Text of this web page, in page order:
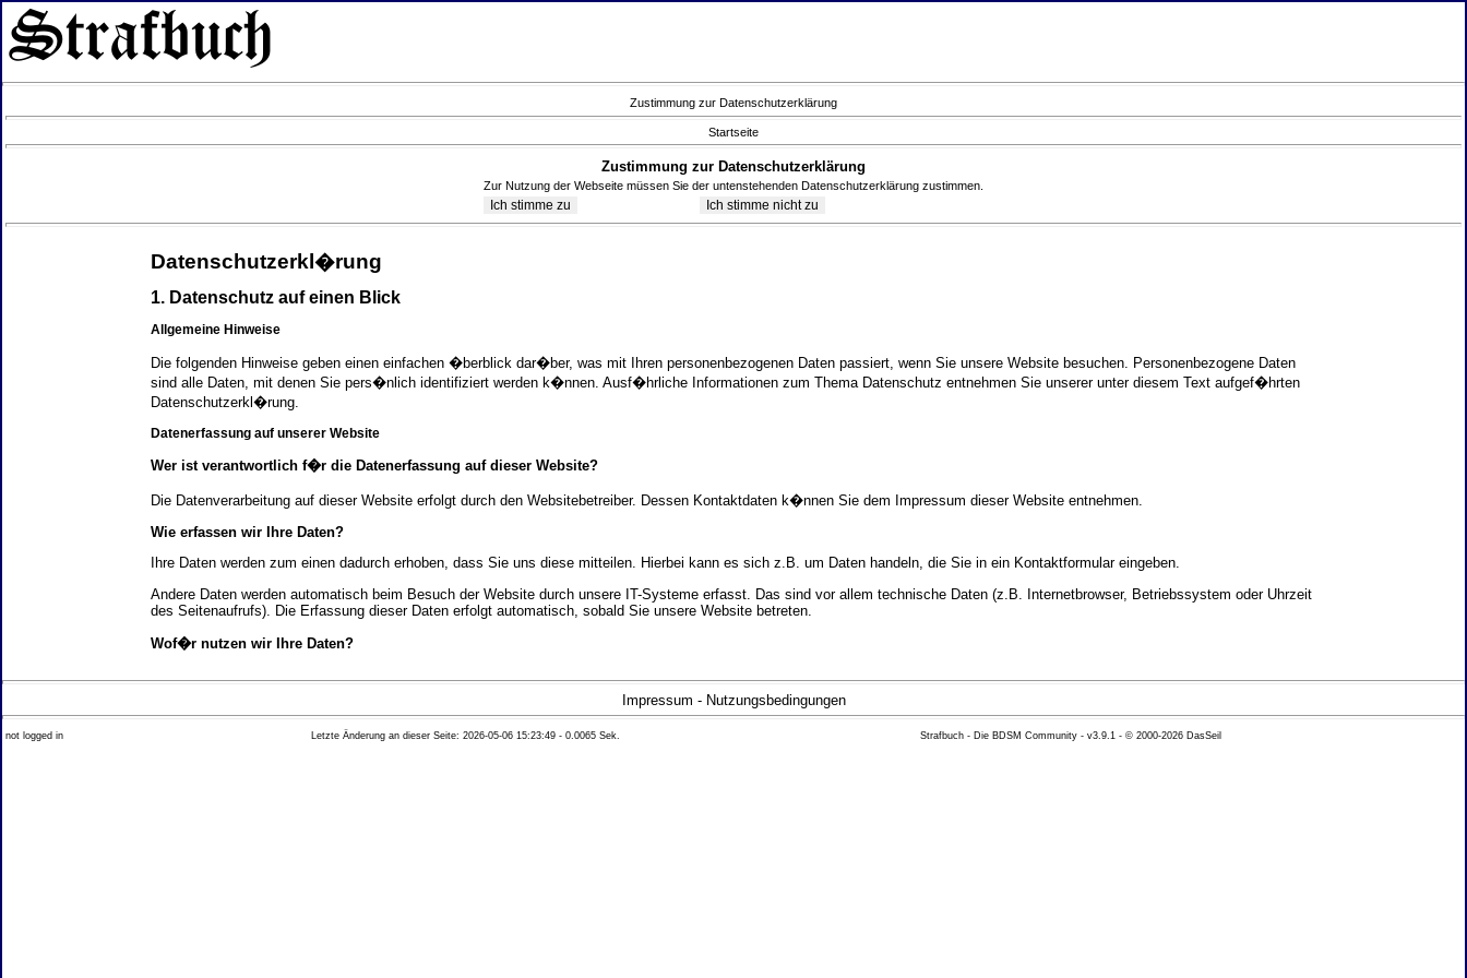
Zustimmung zur Datenschutzerklärung
Startseite
Zustimmung zur Datenschutzerklärung
Zur Nutzung der Webseite müssen Sie der untenstehenden Datenschutzerklärung zustimmen.
Datenschutzerkl�rung
1. Datenschutz auf einen Blick
Allgemeine Hinweise
Die folgenden Hinweise geben einen einfachen �berblick dar�ber, was mit Ihren personenbezogenen Daten passiert, wenn Sie unsere Website besuchen. Personenbezogene Daten
sind alle Daten, mit denen Sie pers�nlich identifiziert werden k�nnen. Ausf�hrliche Informationen zum Thema Datenschutz entnehmen Sie unserer unter diesem Text aufgef�hrten
Datenschutzerkl�rung.
Datenerfassung auf unserer Website
Wer ist verantwortlich f�r die Datenerfassung auf dieser Website?
Die Datenverarbeitung auf dieser Website erfolgt durch den Websitebetreiber. Dessen Kontaktdaten k�nnen Sie dem Impressum dieser Website entnehmen.
Wie erfassen wir Ihre Daten?
Ihre Daten werden zum einen dadurch erhoben, dass Sie uns diese mitteilen. Hierbei kann es sich z.B. um Daten handeln, die Sie in ein Kontaktformular eingeben.
Andere Daten werden automatisch beim Besuch der Website durch unsere IT-Systeme erfasst. Das sind vor allem technische Daten (z.B. Internetbrowser, Betriebssystem oder Uhrzeit
des Seitenaufrufs). Die Erfassung dieser Daten erfolgt automatisch, sobald Sie unsere Website betreten.
Wof�r nutzen wir Ihre Daten?
Ein Teil der Daten wird erhoben, um eine fehlerfreie Bereitstellung der Website zu gew�hrleisten. Andere Daten k�nnen zur Analyse Ihres Nutzerverhaltens verwendet werden.
Welche Rechte haben Sie bez�glich Ihrer Daten?
Sie haben jederzeit das Recht unentgeltlich Auskunft �ber Herkunft, Empf�nger und Zweck Ihrer gespeicherten personenbezogenen Daten zu erhalten. Sie haben au�erdem ein
Impressum - Nutzungsbedingungen
not logged in Letzte Änderung an dieser Seite: 2026-05-06 15:23:49 - 0.0065 Sek. Strafbuch - Die BDSM Community - v3.9.1 - © 2000-2026 DasSeil